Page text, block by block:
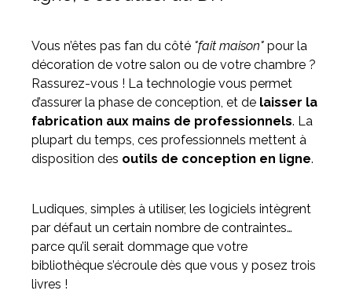
Vous n’êtes pas fan du côté "fait maison" pour la
décoration de votre salon ou de votre chambre ?
Rassurez-vous ! La technologie vous permet
d’assurer la phase de conception, et de laisser la
fabrication aux mains de professionnels. La
plupart du temps, ces professionnels mettent à
disposition des outils de conception en ligne.
Ludiques, simples à utiliser, les logiciels intègrent
par défaut un certain nombre de contraintes…
parce qu’il serait dommage que votre
bibliothèque s’écroule dès que vous y posez trois
livres !